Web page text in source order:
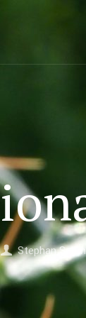
Stephan